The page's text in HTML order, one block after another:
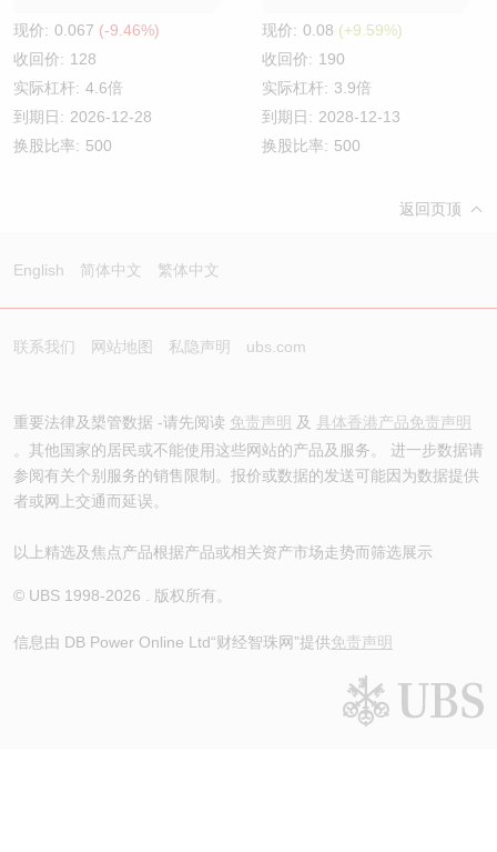
现价: 0.067 (-9.46%)
收回价: 128
实际杠杆: 4.6倍
到期日: 2026-12-28
换股比率: 500
现价: 0.08 (+9.59%)
收回价: 190
实际杠杆: 3.9倍
到期日: 2028-12-13
换股比率: 500
返回页顶
English 简体中文 繁体中文
联系我们 网站地图 私隐声明 ubs.com
重要法律及槼管数据 -请先阅读 免责声明 及 具体香港产品免责声明
。其他国家的居民或不能使用这些网站的产品及服务。 进一步数据请
参阅有关个别服务的销售限制。报价或数据的发送可能因为数据提供
者或网上交通而延误。
以上精选及焦点产品根据产品或相关资产市场走势而筛选展示
© UBS 1998-2026 . 版权所有。
信息由 DB Power Online Ltd“财经智珠网”提供免责声明